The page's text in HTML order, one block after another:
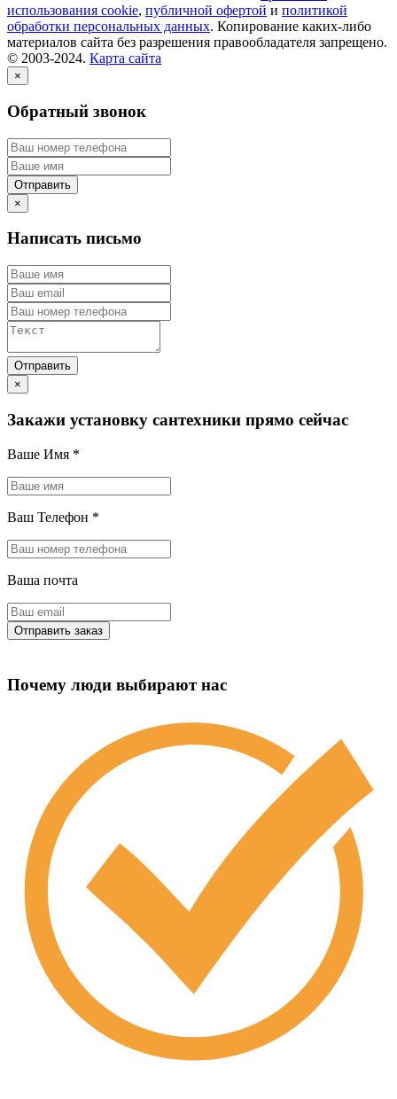
использования cookie, публичной офертой и политикой
обработки персональных данных. Копирование каких-либо
материалов сайта без разрешения правообладателя запрещено.
© 2003-2024. Карта сайта
×
Обратный звонок
×
Написать письмо
×
Закажи установку сантехники прямо сейчас
Ваше Имя *
Ваш Телефон *
Ваша почта
Почему люди выбирают нас